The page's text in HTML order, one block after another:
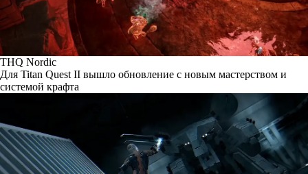
THQ Nordic
Для Titan Quest II вышло обновление с новым мастерством и
системой крафта